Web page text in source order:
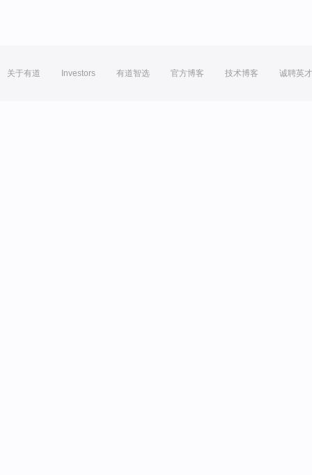
关于有道 Investors 有道智选 官方博客 技术博客 诚聘英才